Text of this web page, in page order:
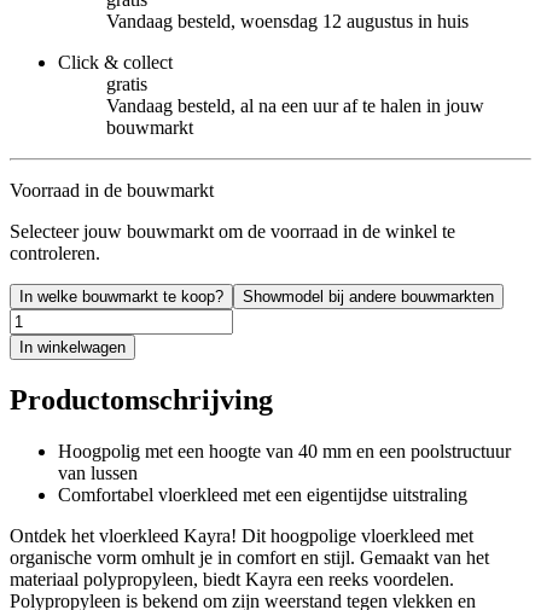
Vandaag besteld, woensdag 12 augustus in huis
Click & collect
gratis
Vandaag besteld, al na een uur af te halen in jouw
bouwmarkt
Voorraad in de bouwmarkt
Selecteer jouw bouwmarkt om de voorraad in de winkel te
controleren.
In welke bouwmarkt te koop? Showmodel bij andere bouwmarkten
In winkelwagen
Productomschrijving
Hoogpolig met een hoogte van 40 mm en een poolstructuur
van lussen
Comfortabel vloerkleed met een eigentijdse uitstraling
Ontdek het vloerkleed Kayra! Dit hoogpolige vloerkleed met
organische vorm omhult je in comfort en stijl. Gemaakt van het
materiaal polypropyleen, biedt Kayra een reeks voordelen.
Polypropyleen is bekend om zijn weerstand tegen vlekken en